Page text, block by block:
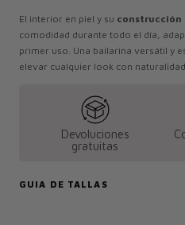
El interior en piel y su construcción
comodidad durante todo el día,
primer uso. Una bailarina versátil y
elevar cualquier look con naturalidad.
Devoluciones
gratuitas
GUIA DE TALLAS